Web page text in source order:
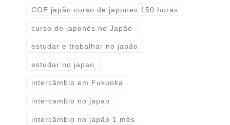
COE japão curso de japones 150 horas
curso de japonês no Japão
estudar e trabalhar no japão
estudar no japao
intercâmbio em Fukuoka
intercambio no japao
intercâmbio no japão 1 mês